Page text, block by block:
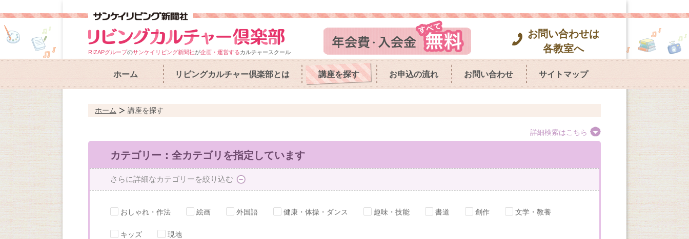
RIZAPグループのサンケイリビング新聞社が企画・運営するカルチャースクール
お問い合わせは
各教室へ
ホーム リビングカルチャー倶楽部とは 講座を探す お申込の流れ お問い合わせ サイトマップ
ホーム 講座を探す
詳細検索はこちら
カテゴリー：全カテゴリを指定しています
さらに詳細なカテゴリーを絞り込む
おしゃれ・作法 絵画 外国語 健康・体操・ダンス 趣味・技能 書道 創作 文学・教養
キッズ 現地